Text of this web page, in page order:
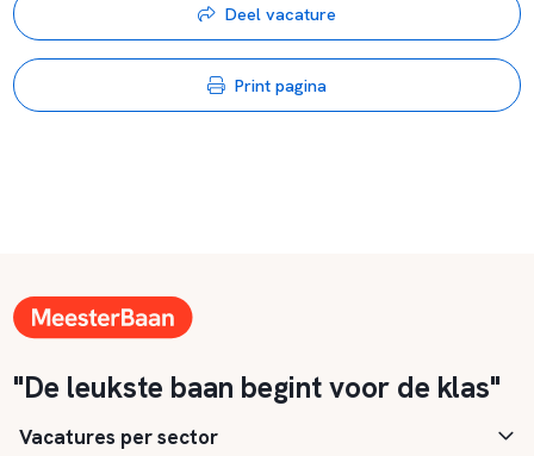
Deel vacature
Print pagina
"De leukste baan begint voor de klas"
Vacatures per sector